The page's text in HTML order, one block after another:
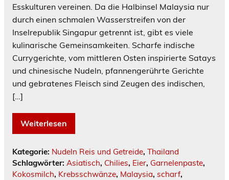
Esskulturen vereinen. Da die Halbinsel Malaysia nur
durch einen schmalen Wasserstreifen von der
Inselrepublik Singapur getrennt ist, gibt es viele
kulinarische Gemeinsamkeiten. Scharfe indische
Currygerichte, vom mittleren Osten inspirierte Satays
und chinesische Nudeln, pfannengerührte Gerichte
und gebratenes Fleisch sind Zeugen des indischen,
[…]
Weiterlesen
Kategorie: Nudeln Reis und Getreide, Thailand
Schlagwörter: Asiatisch, Chilies, Eier, Garnelenpaste,
Kokosmilch, Krebsschwänze, Malaysia, scharf,